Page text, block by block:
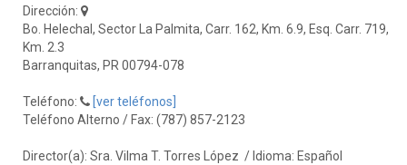
Dirección:
Bo. Helechal, Sector La Palmita, Carr. 162, Km. 6.9, Esq. Carr. 719,
Km. 2.3
Barranquitas, PR 00794-078
Teléfono:
[ver teléfonos]
Teléfono Alterno / Fax: (787) 857-2123
Director(a): Sra. Vilma T. Torres López / Idioma: Español